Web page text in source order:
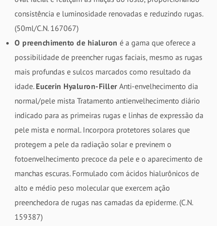
consistência e luminosidade renovadas e reduzindo rugas.
(50ml/C.N. 167067)
O preenchimento de hialuron é a gama que oferece a
possibilidade de preencher rugas faciais, mesmo as rugas
mais profundas e sulcos marcados como resultado da
idade. Eucerin Hyaluron-Filler Anti-envelhecimento dia
normal/pele mista Tratamento antienvelhecimento diário
indicado para as primeiras rugas e linhas de expressão da
pele mista e normal. Incorpora protetores solares que
protegem a pele da radiação solar e previnem o
fotoenvelhecimento precoce da pele e o aparecimento de
manchas escuras. Formulado com ácidos hialurônicos de
alto e médio peso molecular que exercem ação
preenchedora de rugas nas camadas da epiderme. (C.N.
159387)